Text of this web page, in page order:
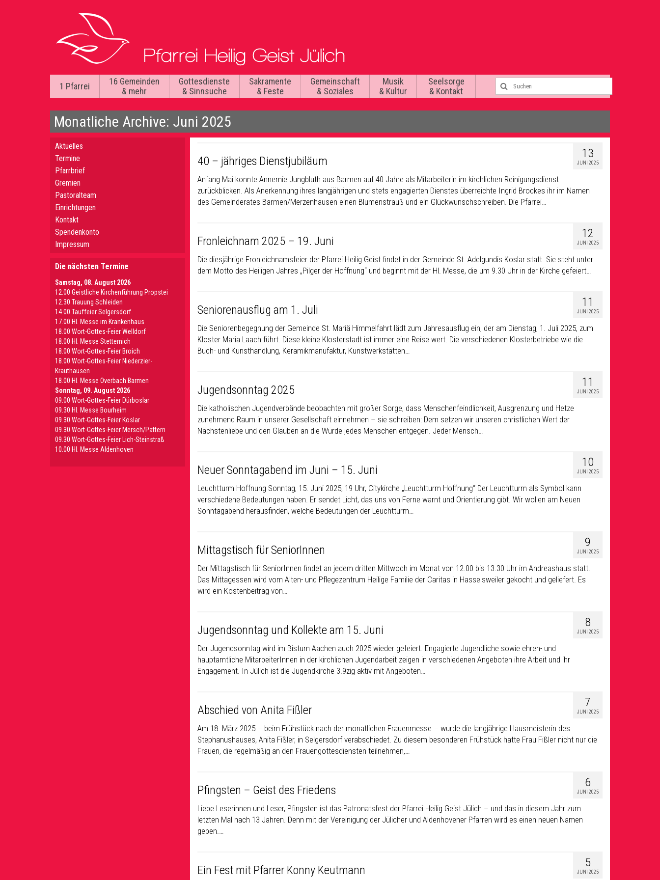
1 Pfarrei
16 Gemeinden
& mehr
Gottesdienste
& Sinnsuche
Sakramente
& Feste
Gemeinschaft
& Soziales
Musik
& Kultur
Seelsorge
& Kontakt
Monatliche Archive: Juni 2025
13
JUNI 2025
40 – jähriges Dienstjubiläum
Anfang Mai konnte Annemie Jungbluth aus Barmen auf 40 Jahre als Mitarbeiterin im kirchlichen Reinigungsdienst
zurückblicken. Als Anerkennung ihres langjährigen und stets engagierten Dienstes überreichte Ingrid Brockes ihr im Namen
des Gemeinderates Barmen/Merzenhausen einen Blumenstrauß und ein Glückwunschschreiben. Die Pfarrei…
12
JUNI 2025
Fronleichnam 2025 – 19. Juni
Die diesjährige Fronleichnamsfeier der Pfarrei Heilig Geist findet in der Gemeinde St. Adelgundis Koslar statt. Sie steht unter
dem Motto des Heiligen Jahres „Pilger der Hoffnung“ und beginnt mit der Hl. Messe, die um 9.30 Uhr in der Kirche gefeiert…
11
JUNI 2025
Seniorenausflug am 1. Juli
Die Seniorenbegegnung der Gemeinde St. Mariä Himmelfahrt lädt zum Jahresausflug ein, der am Dienstag, 1. Juli 2025, zum
Kloster Maria Laach führt. Diese kleine Klosterstadt ist immer eine Reise wert. Die verschiedenen Klosterbetriebe wie die
Buch- und Kunsthandlung, Keramikmanufaktur, Kunstwerkstätten…
11
JUNI 2025
Jugendsonntag 2025
Die katholischen Jugendverbände beobachten mit großer Sorge, dass Menschenfeindlichkeit, Ausgrenzung und Hetze
zunehmend Raum in unserer Gesellschaft einnehmen – sie schreiben: Dem setzen wir unseren christlichen Wert der
Nächstenliebe und den Glauben an die Würde jedes Menschen entgegen. Jeder Mensch…
10
JUNI 2025
Neuer Sonntagabend im Juni – 15. Juni
Leuchtturm Hoffnung Sonntag, 15. Juni 2025, 19 Uhr, Citykirche „Leuchtturm Hoffnung“ Der Leuchtturm als Symbol kann
verschiedene Bedeutungen haben. Er sendet Licht, das uns von Ferne warnt und Orientierung gibt. Wir wollen am Neuen
Sonntagabend herausfinden, welche Bedeutungen der Leuchtturm…
9
JUNI 2025
Mittagstisch für SeniorInnen
Der Mittagstisch für SeniorInnen findet an jedem dritten Mittwoch im Monat von 12.00 bis 13.30 Uhr im Andreashaus statt.
Das Mittagessen wird vom Alten- und Pflegezentrum Heilige Familie der Caritas in Hasselsweiler gekocht und geliefert. Es
wird ein Kostenbeitrag von…
8
JUNI 2025
Jugendsonntag und Kollekte am 15. Juni
Der Jugendsonntag wird im Bistum Aachen auch 2025 wieder gefeiert. Engagierte Jugendliche sowie ehren- und
hauptamtliche MitarbeiterInnen in der kirchlichen Jugendarbeit zeigen in verschiedenen Angeboten ihre Arbeit und ihr
Engagement. In Jülich ist die Jugendkirche 3.9zig aktiv mit Angeboten…
7
JUNI 2025
Abschied von Anita Fißler
Am 18. März 2025 – beim Frühstück nach der monatlichen Frauenmesse – wurde die langjährige Hausmeisterin des
Stephanushauses, Anita Fißler, in Selgersdorf verabschiedet. Zu diesem besonderen Frühstück hatte Frau Fißler nicht nur die
Frauen, die regelmäßig an den Frauengottesdiensten teilnehmen,…
6
JUNI 2025
Pfingsten – Geist des Friedens
Liebe Leserinnen und Leser, Pfingsten ist das Patronatsfest der Pfarrei Heilig Geist Jülich – und das in diesem Jahr zum
letzten Mal nach 13 Jahren. Denn mit der Vereinigung der Jülicher und Aldenhovener Pfarren wird es einen neuen Namen
geben.…
5
JUNI 2025
Ein Fest mit Pfarrer Konny Keutmann
Aktuelles
Termine
Pfarrbrief
Gremien
Pastoralteam
Einrichtungen
Kontakt
Spendenkonto
Impressum
Die nächsten Termine
Samstag, 08. August 2026
12.00 Geistliche Kirchenführung Propstei
12.30 Trauung Schleiden
14.00 Tauffeier Selgersdorf
17.00 Hl. Messe im Krankenhaus
18.00 Wort-Gottes-Feier Welldorf
18.00 Hl. Messe Stetternich
18.00 Wort-Gottes-Feier Broich
18.00 Wort-Gottes-Feier Niederzier-
Krauthausen
18.00 Hl. Messe Overbach Barmen
Sonntag, 09. August 2026
09.00 Wort-Gottes-Feier Dürboslar
09.30 HI. Messe Bourheim
09.30 Wort-Gottes-Feier Koslar
09.30 Wort-Gottes-Feier Mersch/Pattern
09.30 Wort-Gottes-Feier Lich-Steinstraß
10.00 Hl. Messe Aldenhoven